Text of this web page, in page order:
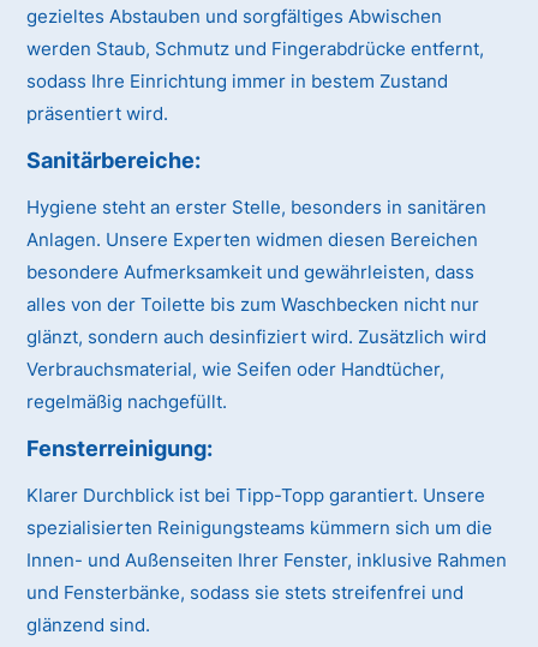
gezieltes Abstauben und sorgfältiges Abwischen
werden Staub, Schmutz und Fingerabdrücke entfernt,
sodass Ihre Einrichtung immer in bestem Zustand
präsentiert wird.
Sanitärbereiche:
Hygiene steht an erster Stelle, besonders in sanitären
Anlagen. Unsere Experten widmen diesen Bereichen
besondere Aufmerksamkeit und gewährleisten, dass
alles von der Toilette bis zum Waschbecken nicht nur
glänzt, sondern auch desinfiziert wird. Zusätzlich wird
Verbrauchsmaterial, wie Seifen oder Handtücher,
regelmäßig nachgefüllt.
Fensterreinigung:
Klarer Durchblick ist bei Tipp-Topp garantiert. Unsere
spezialisierten Reinigungsteams kümmern sich um die
Innen- und Außenseiten Ihrer Fenster, inklusive Rahmen
und Fensterbänke, sodass sie stets streifenfrei und
glänzend sind.